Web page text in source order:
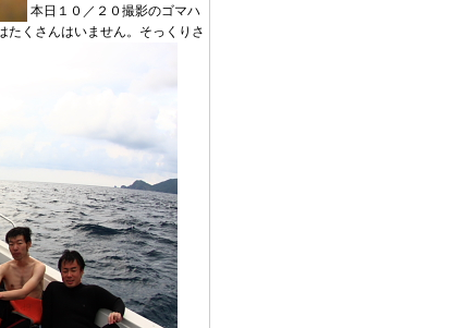
本日１０／２０撮影のゴマハ
たくさんはいません。そっくりさ